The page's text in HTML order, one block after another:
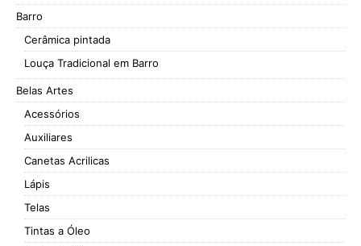
Barro
Cerâmica pintada
Louça Tradicional em Barro
Belas Artes
Acessórios
Auxiliares
Canetas Acrilicas
Lápis
Telas
Tintas a Óleo